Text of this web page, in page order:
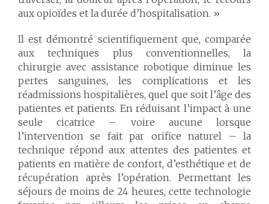
aux opioïdes et la durée d’hospitalisation. »
Il est démontré scientifiquement que, comparée
aux techniques plus conventionnelles, la
chirurgie avec assistance robotique diminue les
pertes sanguines, les complications et les
réadmissions hospitalières, quel que soit l’âge des
patientes et patients. En réduisant l’impact à une
seule cicatrice – voire aucune lorsque
l’intervention se fait par orifice naturel – la
technique répond aux attentes des patientes et
patients en matière de confort, d’esthétique et de
récupération après l’opération. Permettant les
séjours de moins de 24 heures, cette technologie